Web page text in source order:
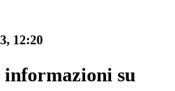
12:20
informazioni su